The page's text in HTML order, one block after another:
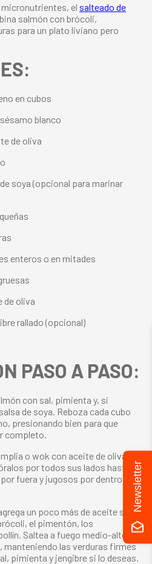
el salteado de
salmón con brócoli,
para un plato liviano pero
en cubos
blanco
de oliva
soya (opcional para marinar
enteros o en mitades
de oliva
rallado (opcional)
PASO A PASO:
con sal, pimienta y, si
de soya. Reboza cada cubo
presionando bien para que
completo.
o wok con aceite de oliva.
por todos sus lados hasta
fuera y jugosos por dentro.
un poco más de aceite si es
el pimentón, los
Saltea a fuego medio-alto
manteniendo las verduras firmes
pimienta y jengibre si lo deseas.
Newsletter